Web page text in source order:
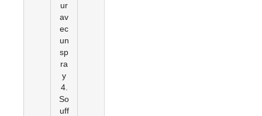
ur
av
ec
un
sp
ra
y
4.
So
uff